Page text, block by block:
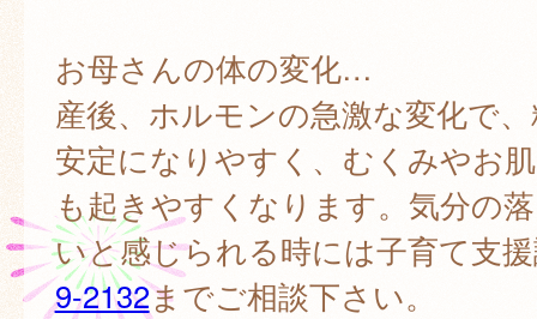
お母さんの体の変化…
産後、ホルモンの急激な変化で
安定になりやすく、むくみやお
も起きやすくなります。気分の
いと感じられる時には子育て支
9-2132までご相談下さい。